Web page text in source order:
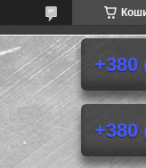
+380
+380